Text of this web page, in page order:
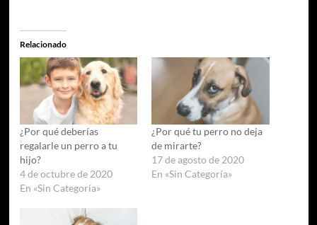
Relacionado
¿Por qué deberías
regalarle un perro a tu
hijo?
4 de octubre de 2020
En «Sin Categoría»
¿Por qué tu perro no deja
de mirarte?
17 de agosto de 2020
En «Sin Categoría»